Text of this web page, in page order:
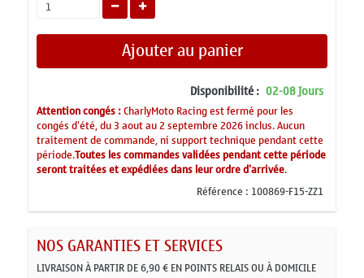
Ajouter au panier
Disponibilité : 02-08 Jours
Attention congés :CharlyMoto Racing est fermé pour les
congés d'été, du 3 aout au 2 septembre 2026 inclus. Aucun
traitement de commande, ni support technique pendant cette
période.Toutes les commandes validées pendant cette période
seront traitées et expédiées dans leur ordre d'arrivée.
Référence : 100869-F15-ZZ1
NOS GARANTIES ET SERVICES
LIVRAISON À PARTIR DE 6,90 € EN POINTS RELAIS OU À DOMICILE